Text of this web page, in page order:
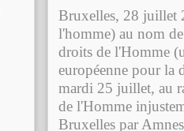
Bruxelles, 28 juillet
l'homme) au nom
droits de l'Homme
européenne pour la
mardi 25 juillet, au
de l'Homme
Bruxelles par